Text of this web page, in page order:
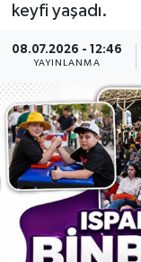
keyfi yaşadı.
08.07.2026 - 12:46
YAYINLANMA
GENEL
Güncel
HABERDE
İlginç
KÜLTÜR
MAGAZİN
Haber Arşivi